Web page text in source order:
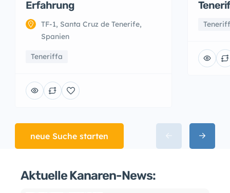
Erfahrung
TF-1, Santa Cruz de Tenerife,
Spanien
Teneriffa
neue Suche starten
Aktuelle Kanaren-News: